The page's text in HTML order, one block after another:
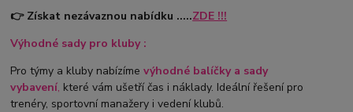
👉 Získat nezávaznou nabídku .....ZDE !!!
Výhodné sady pro kluby :
Pro týmy a kluby nabízímevýhodné balíčky a sady
vybavení, které vám ušetří čas i náklady. Ideální řešení pro
trenéry, sportovní manažery i vedení klubů.